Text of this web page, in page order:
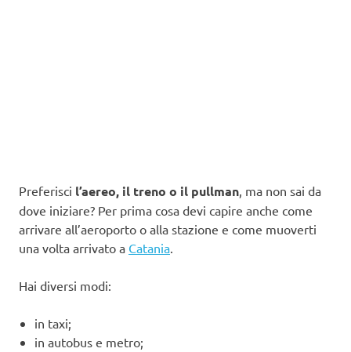
Preferisci l’aereo, il treno o il pullman, ma non sai da
dove iniziare? Per prima cosa devi capire anche come
arrivare all’aeroporto o alla stazione e come muoverti
una volta arrivato a Catania.
Hai diversi modi:
in taxi;
in autobus e metro;